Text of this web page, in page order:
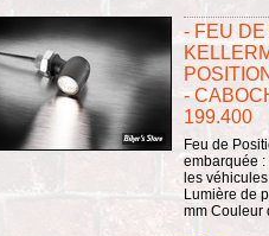
- FEU DE
-
199.400
Feu de
embarquée :
les
Lumière de
mm Couleur